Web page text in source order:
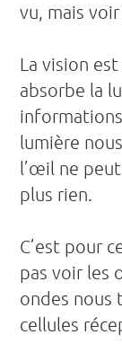
vu, mais
La vision
absorbe la
lumière
l’œil ne
plus rien.
C’est pour
pas voir les
ondes nous
cellules